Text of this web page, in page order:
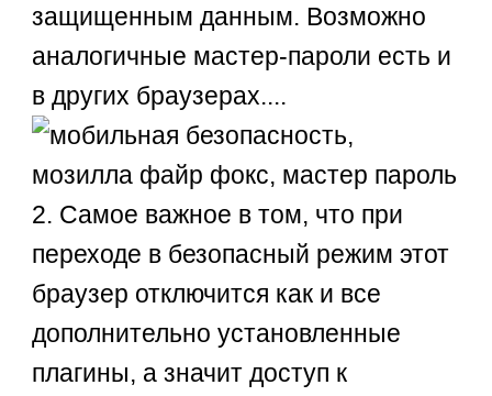
защищенным данным. Возможно
аналогичные мастер-пароли есть и
в других браузерах....
2. Самое важное в том, что при
переходе в безопасный режим этот
браузер отключится как и все
дополнительно установленные
плагины, а значит доступ к